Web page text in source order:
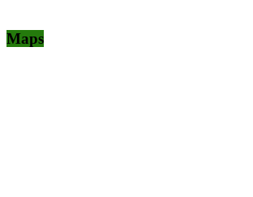
Maps